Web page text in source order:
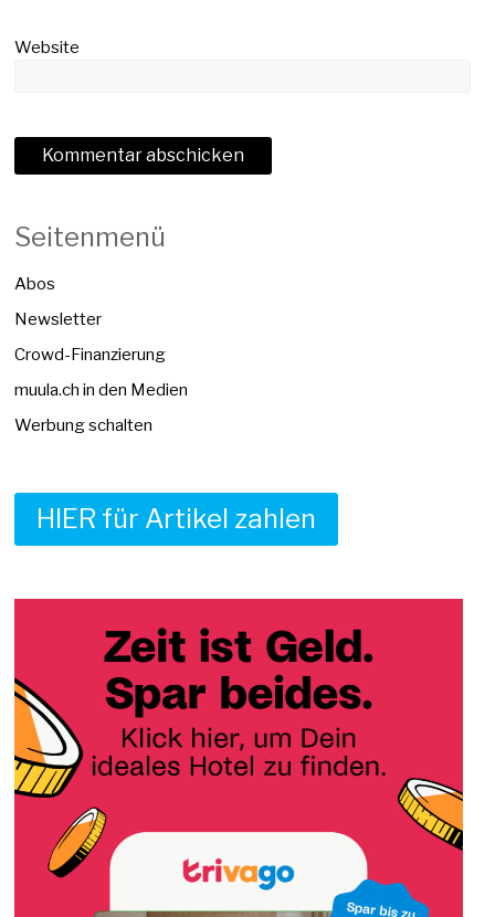
Website
Seitenmenü
Abos
Newsletter
Crowd-Finanzierung
muula.ch in den Medien
Werbung schalten
HIER für Artikel zahlen